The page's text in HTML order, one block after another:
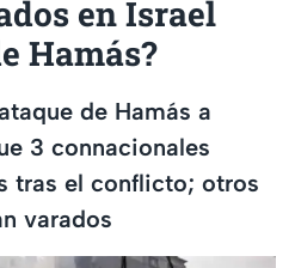
en Israel
Hamás?
de Hamás a
3 connacionales
tras el conflicto; otros
varados